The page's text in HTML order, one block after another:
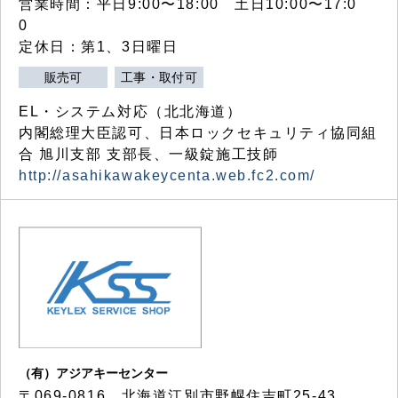
営業時間：平日9:00〜18:00 土日10:00〜17:0
0
定休日：第1、3日曜日
販売可 工事・取付可
EL・システム対応（北北海道）
内閣総理大臣認可、日本ロックセキュリティ協同組
合 旭川支部 支部長、一級錠施工技師
http://asahikawakeycenta.web.fc2.com/
（有）アジアキーセンター